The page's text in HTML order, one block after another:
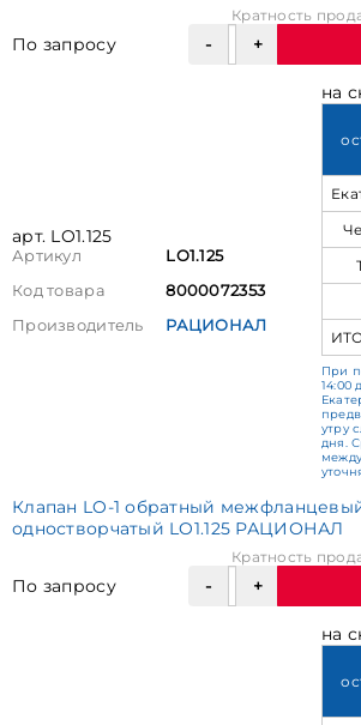
По запросу
Кратность
арт. LO1.125
Артикул
LO1.125
Код товара
8000072353
Производитель
РАЦИОНАЛ
на
При
14:00
утру
дня.
Клапан LO-1 обратный
одностворчатый LO1.125 РАЦИОНАЛ
По запросу
Кратность
на